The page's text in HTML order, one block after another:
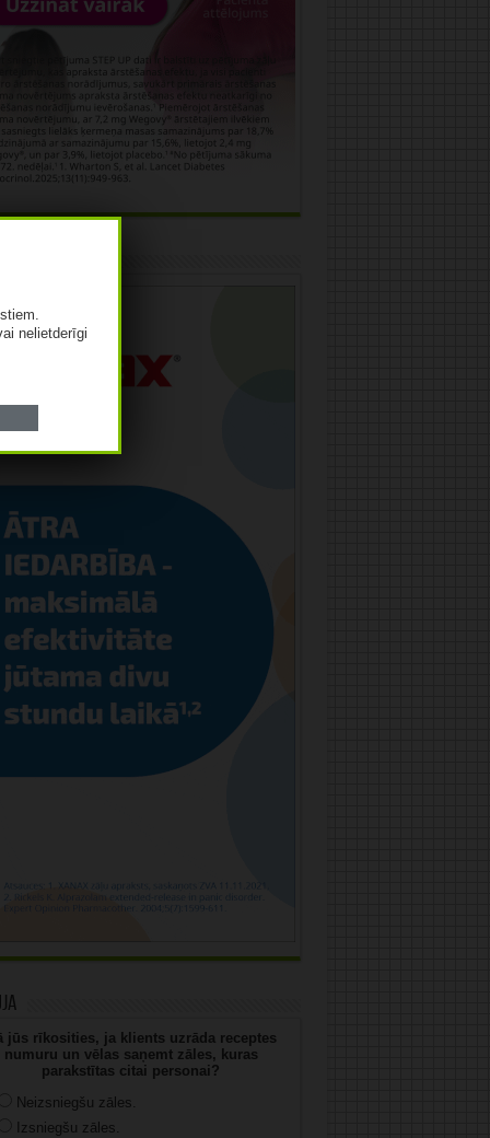
jūs rīkosities, ja klients uzrāda receptes
numuru un vēlas saņemt zāles, kuras
parakstītas citai personai?
Neizsniegšu zāles.
Izsniegšu zāles.
nelietderīgi